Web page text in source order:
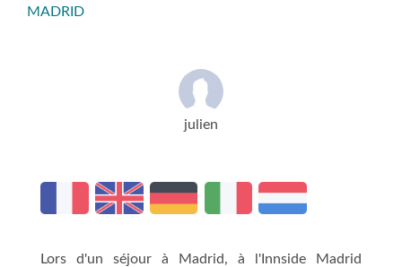
MADRID
julien
Lors d'un séjour à Madrid, à l'Innside Madrid